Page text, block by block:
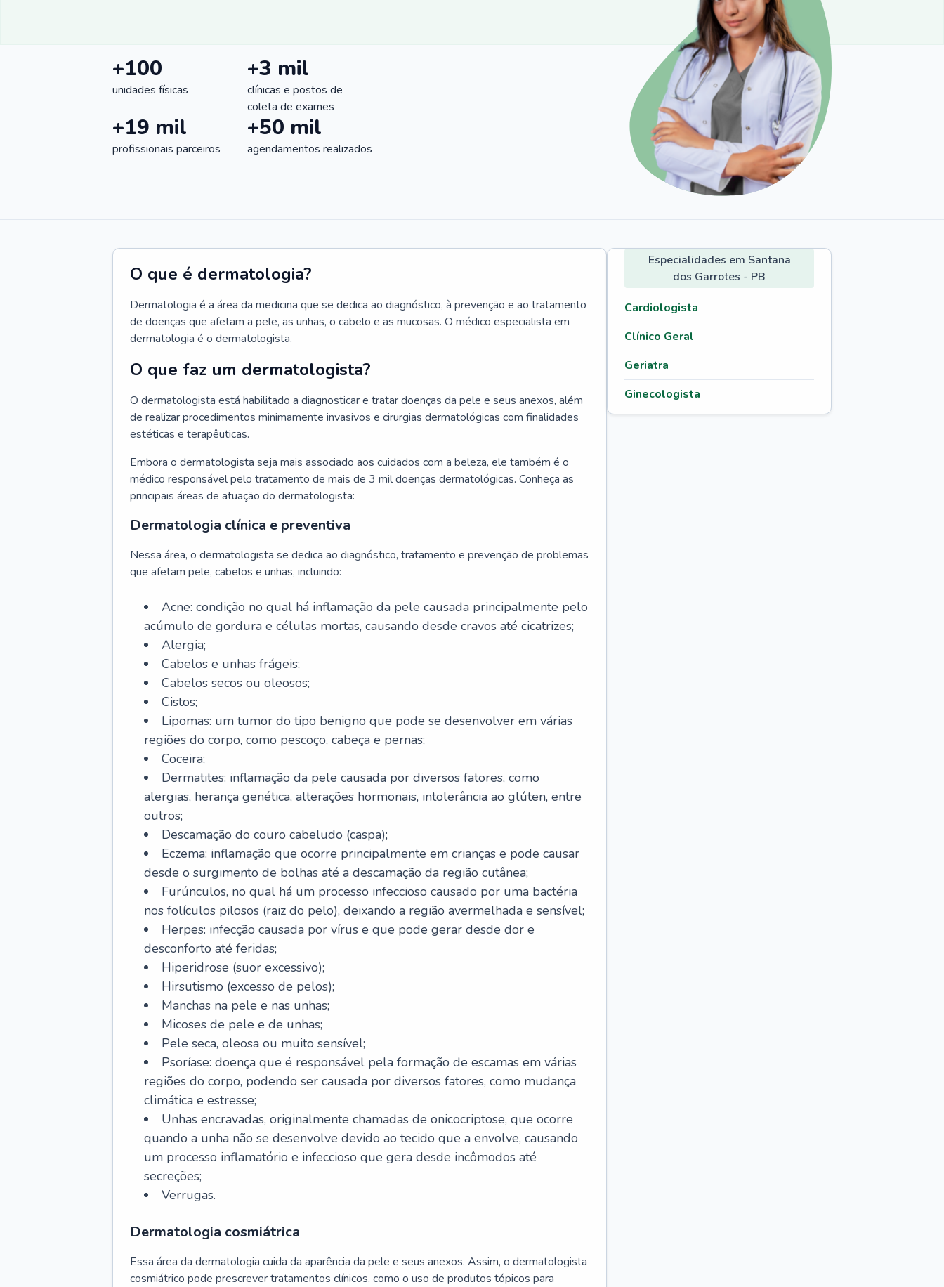
+100
unidades físicas
+3 mil
clínicas e postos de
coleta de exames
+19 mil
profissionais parceiros
+50 mil
agendamentos realizados
O que é dermatologia?
Dermatologia é a área da medicina que se dedica ao diagnóstico, à prevenção e ao tratamento
de doenças que afetam a pele, as unhas, o cabelo e as mucosas. O médico especialista em
dermatologia é o dermatologista.
O que faz um dermatologista?
O dermatologista está habilitado a diagnosticar e tratar doenças da pele e seus anexos, além
de realizar procedimentos minimamente invasivos e cirurgias dermatológicas com finalidades
estéticas e terapêuticas.
Embora o dermatologista seja mais associado aos cuidados com a beleza, ele também é o
médico responsável pelo tratamento de mais de 3 mil doenças dermatológicas. Conheça as
principais áreas de atuação do dermatologista:
Dermatologia clínica e preventiva
Nessa área, o dermatologista se dedica ao diagnóstico, tratamento e prevenção de problemas
que afetam pele, cabelos e unhas, incluindo:
Acne: condição no qual há inflamação da pele causada principalmente pelo
acúmulo de gordura e células mortas, causando desde cravos até cicatrizes;
Alergia;
Cabelos e unhas frágeis;
Cabelos secos ou oleosos;
Cistos;
Lipomas: um tumor do tipo benigno que pode se desenvolver em várias
regiões do corpo, como pescoço, cabeça e pernas;
Coceira;
Dermatites: inflamação da pele causada por diversos fatores, como
alergias, herança genética, alterações hormonais, intolerância ao glúten, entre
outros;
Descamação do couro cabeludo (caspa);
Eczema: inflamação que ocorre principalmente em crianças e pode causar
desde o surgimento de bolhas até a descamação da região cutânea;
Furúnculos, no qual há um processo infeccioso causado por uma bactéria
nos folículos pilosos (raiz do pelo), deixando a região avermelhada e sensível;
Herpes: infecção causada por vírus e que pode gerar desde dor e
desconforto até feridas;
Hiperidrose (suor excessivo);
Hirsutismo (excesso de pelos);
Manchas na pele e nas unhas;
Micoses de pele e de unhas;
Pele seca, oleosa ou muito sensível;
Psoríase: doença que é responsável pela formação de escamas em várias
regiões do corpo, podendo ser causada por diversos fatores, como mudança
climática e estresse;
Unhas encravadas, originalmente chamadas de onicocriptose, que ocorre
quando a unha não se desenvolve devido ao tecido que a envolve, causando
um processo inflamatório e infeccioso que gera desde incômodos até
secreções;
Verrugas.
Dermatologia cosmiátrica
Essa área da dermatologia cuida da aparência da pele e seus anexos. Assim, o dermatologista
cosmiátrico pode prescrever tratamentos clínicos, como o uso de produtos tópicos para
Especialidades em Santana
dos Garrotes - PB
Cardiologista
Clínico Geral
Geriatra
Ginecologista